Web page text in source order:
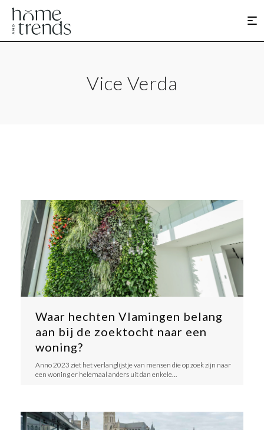
Vice Verda
Waar hechten Vlamingen belang
aan bij de zoektocht naar een
woning?
Anno 2023 ziet het verlanglijstje van mensen die op zoek zijn naar
een woning er helemaal anders uit dan enkele…